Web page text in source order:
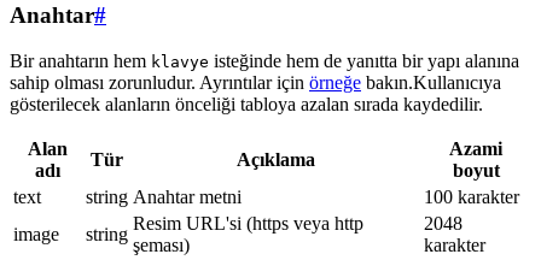
Anahtar#
Bir anahtarın hem klavye isteğinde hem de yanıtta bir yapı alanına
sahip olması zorunludur. Ayrıntılar için örneğe bakın.Kullanıcıya
gösterilecek alanların önceliği tabloya azalan sırada kaydedilir.
Alan
adı
Tür Açıklama
Azami
boyut
text
string Anahtar metni
100 karakter
image
string
Resim URL'si (https veya http
şeması)
2048
karakter